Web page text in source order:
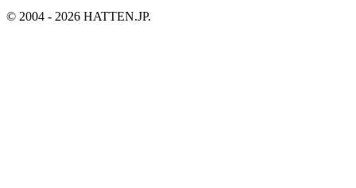
© 2004 - 2026 HATTEN.JP.